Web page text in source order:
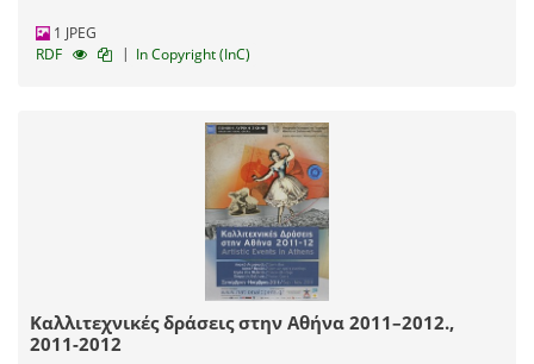
1 JPEG
RDF
| In Copyright (InC)
Καλλιτεχνικές δράσεις στην Αθήνα 2011–2012.,
2011-2012